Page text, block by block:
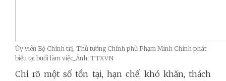
Ủy viên Bộ Chính trị, Thủ tướng Chính phủ Phạm Minh Chính phát
biểu tại buổi làm việc_Ảnh: TTXVN
Chỉ rõ một số tồn tại, hạn chế, khó khăn, thách